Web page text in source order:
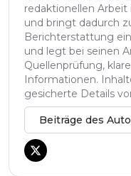
redaktionellen
und bringt dadurch
Berichterstattung
und legt bei seinen
Quellenprüfung,
Informationen.
gesicherte Details
Beiträge des